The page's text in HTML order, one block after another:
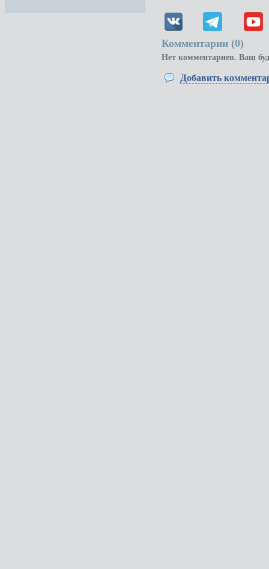
Комментарии (0)
Нет комментариев. Ваш
Добавить